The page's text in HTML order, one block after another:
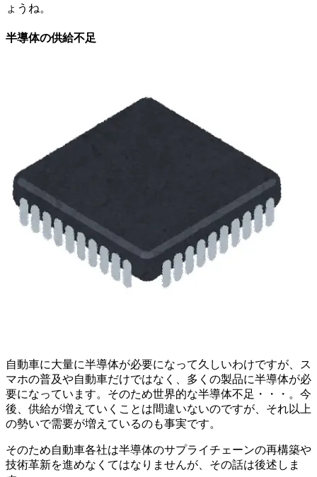
ょうね。
半導体の供給不足
自動車に大量に半導体が必要になって久しいわけですが、ス
マホの普及や自動車だけではなく、多くの製品に半導体が必
要になっています。そのため世界的な半導体不足・・・。今
後、供給が増えていくことは間違いないのですが、それ以上
の勢いで需要が増えているのも事実です。
そのため自動車各社は半導体のサプライチェーンの再構築や
技術革新を進めなくてはなりませんが、その話は後述しま